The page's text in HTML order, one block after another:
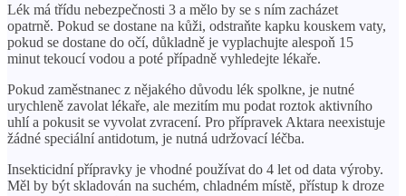
Lék má třídu nebezpečnosti 3 a mělo by se s ním zacházet
opatrně. Pokud se dostane na kůži, odstraňte kapku kouskem vaty,
pokud se dostane do očí, důkladně je vyplachujte alespoň 15
minut tekoucí vodou a poté případně vyhledejte lékaře.
Pokud zaměstnanec z nějakého důvodu lék spolkne, je nutné
urychleně zavolat lékaře, ale mezitím mu podat roztok aktivního
uhlí a pokusit se vyvolat zvracení. Pro přípravek Aktara neexistuje
žádné speciální antidotum, je nutná udržovací léčba.
Insekticidní přípravky je vhodné používat do 4 let od data výroby.
Měl by být skladován na suchém, chladném místě, přístup k droze